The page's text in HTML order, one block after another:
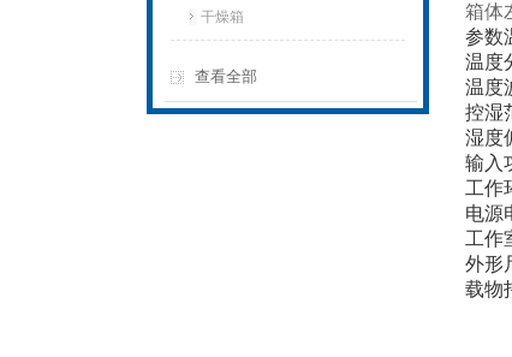
干燥箱
查看全部
箱体
参数
温度
温度
控湿
湿度
输入
工作
电源
工作
外形
载物